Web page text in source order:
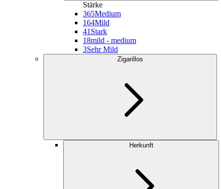
Stärke
365Medium
164Mild
41 Stark
18mild - medium
3Sehr Mild
Zigarillos
Herkunft